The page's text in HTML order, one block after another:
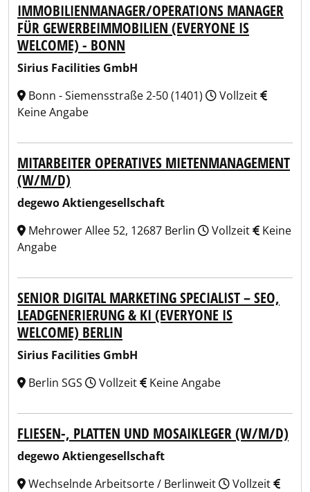
IMMOBILIENMANAGER/OPERATIONS MANAGER
FÜR GEWERBEIMMOBILIEN (EVERYONE IS
WELCOME) - BONN
Sirius Facilities GmbH
Bonn - Siemensstraße 2-50 (1401)
Vollzeit
Keine Angabe
MITARBEITER OPERATIVES MIETENMANAGEMENT
(W/M/D)
degewo Aktiengesellschaft
Mehrower Allee 52, 12687 Berlin
Vollzeit
Keine
Angabe
SENIOR DIGITAL MARKETING SPECIALIST – SEO,
LEADGENERIERUNG & KI (EVERYONE IS
WELCOME) BERLIN
Sirius Facilities GmbH
Berlin SGS
Vollzeit Keine Angabe
FLIESEN-, PLATTEN UND MOSAIKLEGER (W/M/D)
degewo Aktiengesellschaft
Wechselnde Arbeitsorte / Berlinweit
Vollzeit